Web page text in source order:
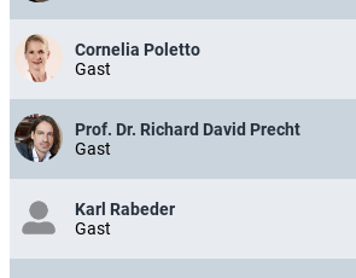
Cornelia Poletto
Gast
Prof. Dr. Richard David Precht
Gast
Karl Rabeder
Gast